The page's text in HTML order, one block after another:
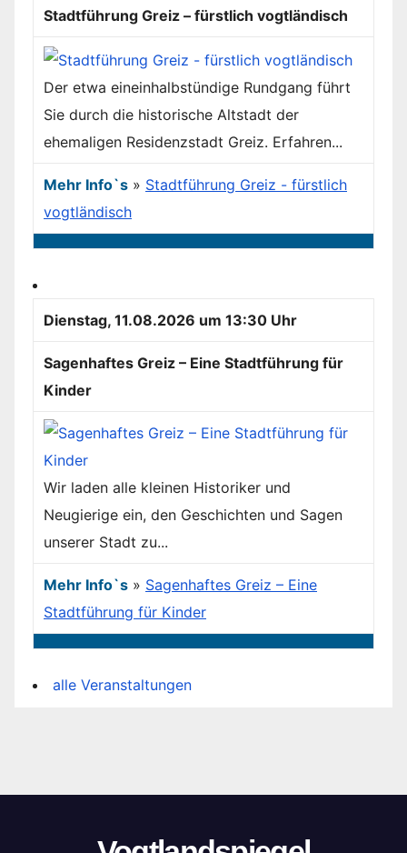
Stadtführung Greiz – fürstlich vogtländisch
Der etwa eineinhalbstündige Rundgang führt
Sie durch die historische Altstadt der
ehemaligen Residenzstadt Greiz. Erfahren...
Mehr Info`s » Stadtführung Greiz - fürstlich
vogtländisch
Dienstag, 11.08.2026 um 13:30 Uhr
Sagenhaftes Greiz – Eine Stadtführung für
Kinder
Wir laden alle kleinen Historiker und
Neugierige ein, den Geschichten und Sagen
unserer Stadt zu...
Mehr Info`s » Sagenhaftes Greiz – Eine
Stadtführung für Kinder
alle Veranstaltungen